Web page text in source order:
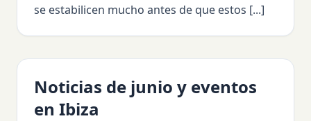
se estabilicen mucho antes de que estos [...]
Noticias de junio y eventos
en Ibiza